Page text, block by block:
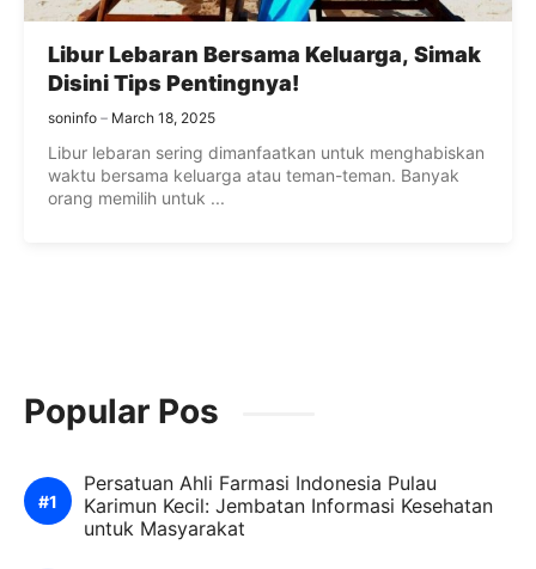
Libur Lebaran Bersama Keluarga, Simak
Disini Tips Pentingnya!
soninfo March 18, 2025
Libur lebaran sering dimanfaatkan untuk menghabiskan
waktu bersama keluarga atau teman-teman. Banyak
orang memilih untuk ...
Popular Pos
Persatuan Ahli Farmasi Indonesia Pulau
Karimun Kecil: Jembatan Informasi Kesehatan
untuk Masyarakat